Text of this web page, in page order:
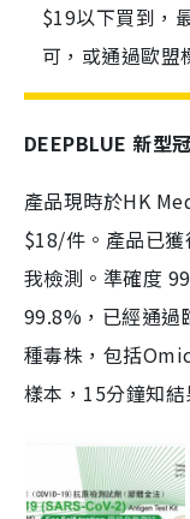
$19以下買到，
可，或通過歐盟
DEEPBLUE 新型
產品現時於HK
$18/件。產品已
我檢測。準確度
99.8%，已經通過
種毒株，包括
樣本，15分鐘知結